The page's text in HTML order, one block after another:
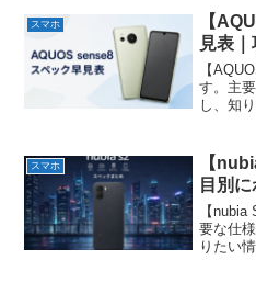
スマホ
【
見表
【
す。主
し、知
スマホ
【
目別
【
要な仕
りたい